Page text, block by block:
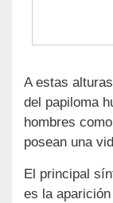
A estas
del papiloma
hombres
posean una
El principal
es la